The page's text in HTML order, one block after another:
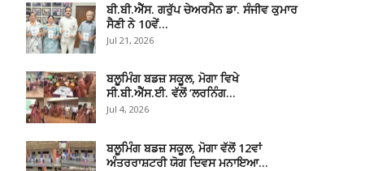
ਬੀ.ਬੀ.ਐੱਸ. ਗਰੁੱਪ ਚੇਅਰਮੈਨ ਡਾ. ਸੰਜੀਵ ਕੁਮਾਰ
ਸੈਣੀ ਨੇ 10ਵੇਂ…
Jul 21, 2026
ਬਲੂਮਿੰਗ ਬਡਜ਼ ਸਕੂਲ, ਮੋਗਾ ਵਿਖੇ
ਸੀ.ਬੀ.ਐੱਸ.ਈ. ਵੱਲੋਂ ‘ਲਰਨਿੰਗ…
Jul 4, 2026
ਬਲੂਮਿੰਗ ਬਡਜ਼ ਸਕੂਲ, ਮੋਗਾ ਵੱਲੋਂ 12ਵਾਂ
ਅੰਤਰਰਾਸ਼ਟਰੀ ਯੋਗ ਦਿਵਸ ਮਨਾਇਆ…